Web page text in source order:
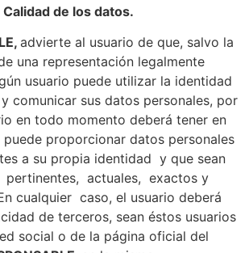
Calidad de los datos.
advierte al usuario de que, salvo la
una representación legalmente
usuario puede utilizar la identidad
comunicar sus datos personales, por
en todo momento deberá tener en
proporcionar datos personales
a su propia identidad y que sean
pertinentes, actuales, exactos y
cualquier caso, el usuario deberá
de terceros, sean éstos usuarios
social o de la página oficial del